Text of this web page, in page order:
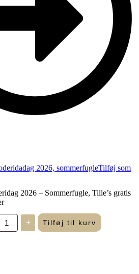
Tilføj som
2026 – Sommerfugle, Tille’s gratis
+ Tilføj til kurv